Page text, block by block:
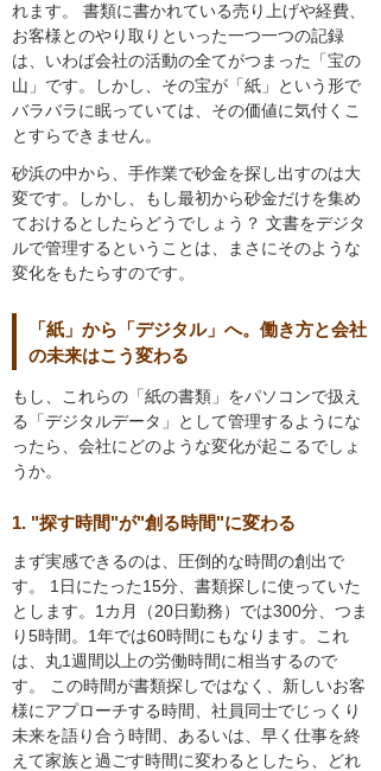
れます。 書類に書かれている売り上げや経費、
お客様とのやり取りといった一つ一つの記録
は、いわば会社の活動の全てがつまった「宝の
山」です。しかし、その宝が「紙」という形で
バラバラに眠っていては、その価値に気付くこ
とすらできません。
砂浜の中から、手作業で砂金を探し出すのは大
変です。しかし、もし最初から砂金だけを集め
ておけるとしたらどうでしょう？ 文書をデジタ
ルで管理するということは、まさにそのような
変化をもたらすのです。
「紙」から「デジタル」へ。働き方と会社
の未来はこう変わる
もし、これらの「紙の書類」をパソコンで扱え
る「デジタルデータ」として管理するようにな
ったら、会社にどのような変化が起こるでしょ
うか。
1. "探す時間"が"創る時間"に変わる
まず実感できるのは、圧倒的な時間の創出で
す。 1日にたった15分、書類探しに使っていた
とします。1カ月（20日勤務）では300分、つま
り5時間。1年では60時間にもなります。これ
は、丸1週間以上の労働時間に相当するので
す。 この時間が書類探しではなく、新しいお客
様にアプローチする時間、社員同士でじっくり
未来を語り合う時間、あるいは、早く仕事を終
えて家族と過ごす時間に変わるとしたら、どれ